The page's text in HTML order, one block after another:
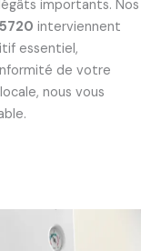
importants. Nos
interviennent
essentiel,
de votre
nous vous